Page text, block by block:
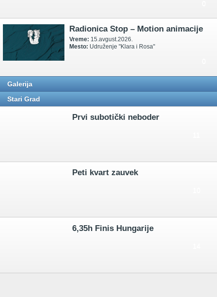
Radionica Stop – Motion animacije
Vreme: 15.avgust.2026.
Mesto: Udruženje "Klara i Rosa"
Galerija
Stari Grad
Prvi subotički neboder
Peti kvart zauvek
6,35h Finis Hungarije